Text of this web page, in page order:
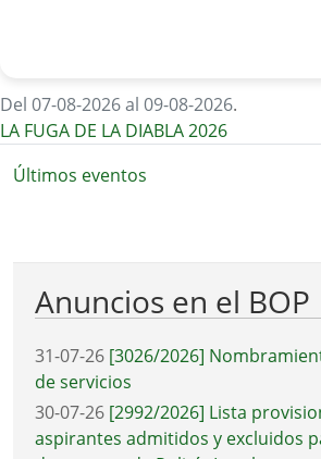
Del 07-08-2026 al 09-08-2026.
LA FUGA DE LA DIABLA 2026
Últimos eventos
Anuncios en el BOP
31-07-26 [3026/2026]
de servicios
30-07-26 [2992/2026] Lista
aspirantes admitidos y excluidos